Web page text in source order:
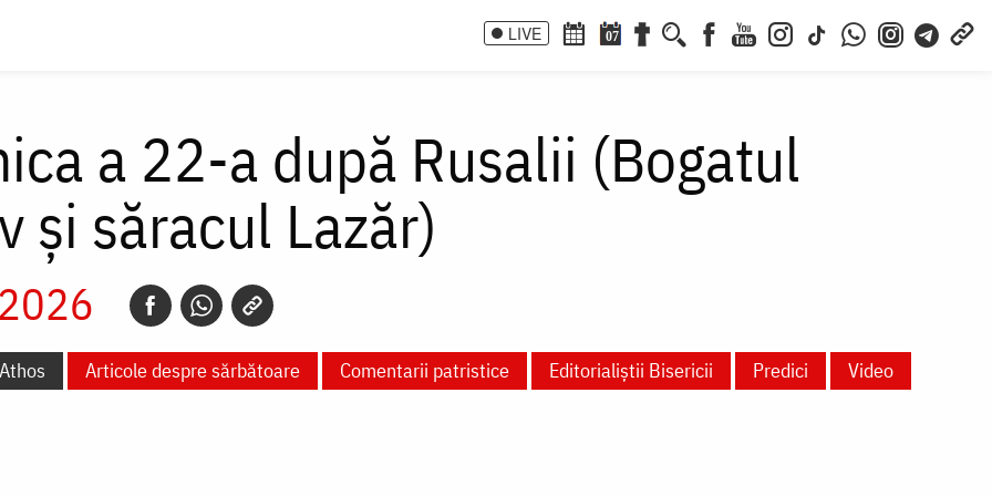
LIVE 07
a 22-a după Rusalii (Bogatul
și săracul Lazăr)
Articole despre sărbătoare Comentarii patristice Editorialiștii Bisericii Predici
Video